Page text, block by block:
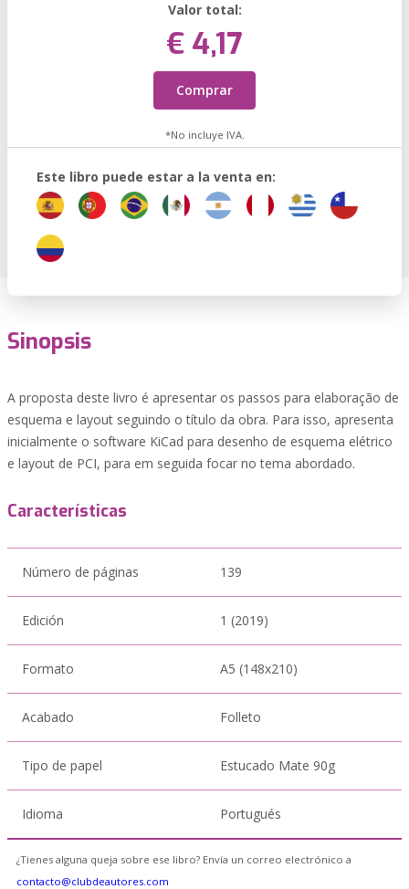
Valor total:
€ 4,17
Comprar
*No incluye IVA.
Este libro puede estar a la venta en:
Sinopsis
A proposta deste livro é apresentar os passos para elaboração de
esquema e layout seguindo o título da obra. Para isso, apresenta
inicialmente o software KiCad para desenho de esquema elétrico
e layout de PCI, para em seguida focar no tema abordado.
Características
Número de páginas 139
Edición 1 (2019)
Formato A5 (148x210)
Acabado Folleto
Tipo de papel Estucado Mate 90g
Idioma Portugués
¿Tienes alguna queja sobre ese libro? Envía un correo electrónico a
contacto@clubdeautores.com